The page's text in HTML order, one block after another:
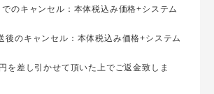
のキャンセル：本体税込み価格+システム
後のキャンセル：本体税込み価格+システム
を差し引かせて頂いた上でご返金致しま